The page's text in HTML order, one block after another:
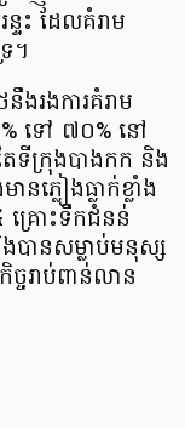
ទះ ដែលគំរាម
។
ងរងការគំរាម
% ទៅ ៧០% នៅ
ទីក្រុងបាងកក និង
ភ្លៀងធ្លាក់ខ្លាំង
គ្រោះទឹកជំនន់
បានសម្លាប់មនុស្ស
ចរាប់ពាន់លាន